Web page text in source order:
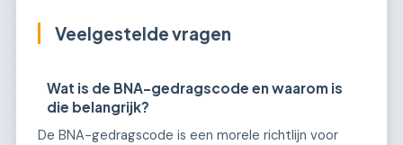
Veelgestelde vragen
Wat is de BNA-gedragscode en waarom is
die belangrijk?
De BNA-gedragscode is een morele richtlijn voor